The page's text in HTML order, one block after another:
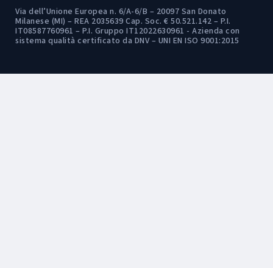
Via dell’Unione Europea n. 6/A-6/B – 20097 San Donato
Milanese (MI) – REA 2035639 Cap. Soc. € 50.521.142 – P.I.
IT08587760961 – P.I. Gruppo IT12022630961 - Azienda con
sistema qualità certificato da DNV – UNI EN ISO 9001:2015